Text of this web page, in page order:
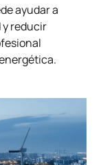
ayudar a
y reducir